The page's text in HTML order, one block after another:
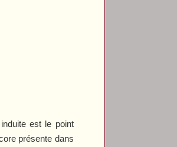
est le point
présente dans